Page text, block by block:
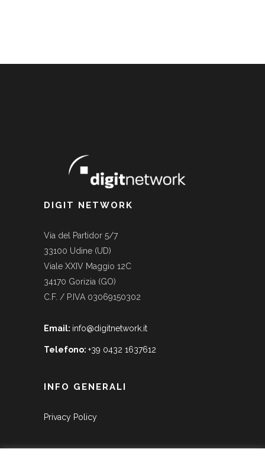
DIGIT NETWORK
Via del Partidor 5/7
33100 Udine (UD)
Viale XXIV Maggio 12C
34170 Gorizia (GO)
C.F. / P.IVA 03069150302
Email: info@digitnetwork.it
Telefono: +39 0432 1637612
INFO GENERALI
Privacy Policy